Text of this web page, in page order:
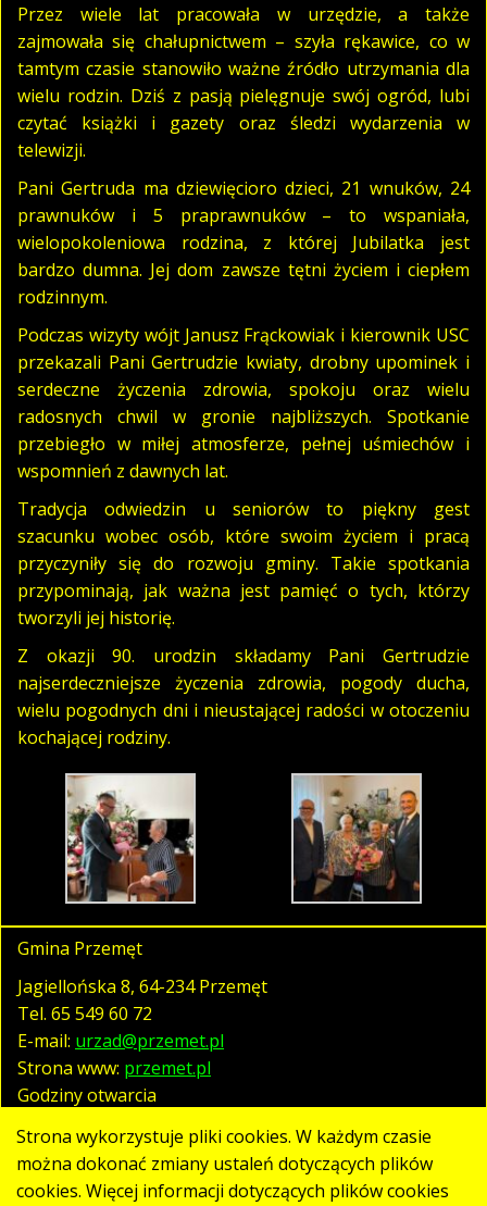
Przez wiele lat pracowała w urzędzie, a także
zajmowała się chałupnictwem – szyła rękawice, co w
tamtym czasie stanowiło ważne źródło utrzymania dla
wielu rodzin. Dziś z pasją pielęgnuje swój ogród, lubi
czytać książki i gazety oraz śledzi wydarzenia w
telewizji.
Pani Gertruda ma dziewięcioro dzieci, 21 wnuków, 24
prawnuków i 5 praprawnuków – to wspaniała,
wielopokoleniowa rodzina, z której Jubilatka jest
bardzo dumna. Jej dom zawsze tętni życiem i ciepłem
rodzinnym.
Podczas wizyty wójt Janusz Frąckowiak i kierownik USC
przekazali Pani Gertrudzie kwiaty, drobny upominek i
serdeczne życzenia zdrowia, spokoju oraz wielu
radosnych chwil w gronie najbliższych. Spotkanie
przebiegło w miłej atmosferze, pełnej uśmiechów i
wspomnień z dawnych lat.
Tradycja odwiedzin u seniorów to piękny gest
szacunku wobec osób, które swoim życiem i pracą
przyczyniły się do rozwoju gminy. Takie spotkania
przypominają, jak ważna jest pamięć o tych, którzy
tworzyli jej historię.
Z okazji 90. urodzin składamy Pani Gertrudzie
najserdeczniejsze życzenia zdrowia, pogody ducha,
wielu pogodnych dni i nieustającej radości w otoczeniu
kochającej rodziny.
Gmina Przemęt
Jagiellońska 8, 64-234 Przemęt
Tel. 65 549 60 72
E-mail: urzad@przemet.pl
Strona www: przemet.pl
Godziny otwarcia
pn. - pt. 07:30 - 15:30
Polityka prywatności
Strona wykorzystuje pliki cookies. W każdym czasie
można dokonać zmiany ustaleń dotyczących plików
cookies. Więcej informacji dotyczących plików cookies